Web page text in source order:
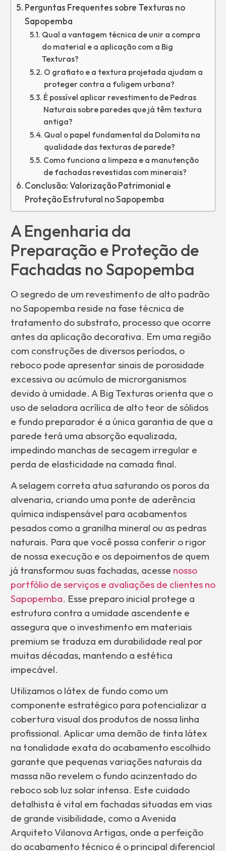
Perguntas Frequentes sobre Texturas no
Sapopemba
Qual a vantagem técnica de unir a compra
do material e a aplicação com a Big
Texturas?
O grafiato e a textura projetada ajudam a
proteger contra a fuligem urbana?
É possível aplicar revestimento de Pedras
Naturais sobre paredes que já têm textura
antiga?
Qual o papel fundamental da Dolomita na
qualidade das texturas de parede?
Como funciona a limpeza e a manutenção
de fachadas revestidas com minerais?
Conclusão: Valorização Patrimonial e
Proteção Estrutural no Sapopemba
A Engenharia da
Preparação e Proteção de
Fachadas no Sapopemba
O segredo de um revestimento de alto padrão
no Sapopemba reside na fase técnica de
tratamento do substrato, processo que ocorre
antes da aplicação decorativa. Em uma região
com construções de diversos períodos, o
reboco pode apresentar sinais de porosidade
excessiva ou acúmulo de microrganismos
devido à umidade. A Big Texturas orienta que o
uso de seladora acrílica de alto teor de sólidos
e fundo preparador é a única garantia de que a
parede terá uma absorção equalizada,
impedindo manchas de secagem irregular e
perda de elasticidade na camada final.
A selagem correta atua saturando os poros da
alvenaria, criando uma ponte de aderência
química indispensável para acabamentos
pesados como a granilha mineral ou as pedras
naturais. Para que você possa conferir o rigor
de nossa execução e os depoimentos de quem
já transformou suas fachadas, acesse nosso
portfólio de serviços e avaliações de clientes no
Sapopemba. Esse preparo inicial protege a
estrutura contra a umidade ascendente e
assegura que o investimento em materiais
premium se traduza em durabilidade real por
muitas décadas, mantendo a estética
impecável.
Utilizamos o látex de fundo como um
componente estratégico para potencializar a
cobertura visual dos produtos de nossa linha
profissional. Aplicar uma demão de tinta látex
na tonalidade exata do acabamento escolhido
garante que pequenas variações naturais da
massa não revelem o fundo acinzentado do
reboco sob luz solar intensa. Este cuidado
detalhista é vital em fachadas situadas em vias
de grande visibilidade, como a Avenida
Arquiteto Vilanova Artigas, onde a perfeição
do acabamento técnico é o principal diferencial